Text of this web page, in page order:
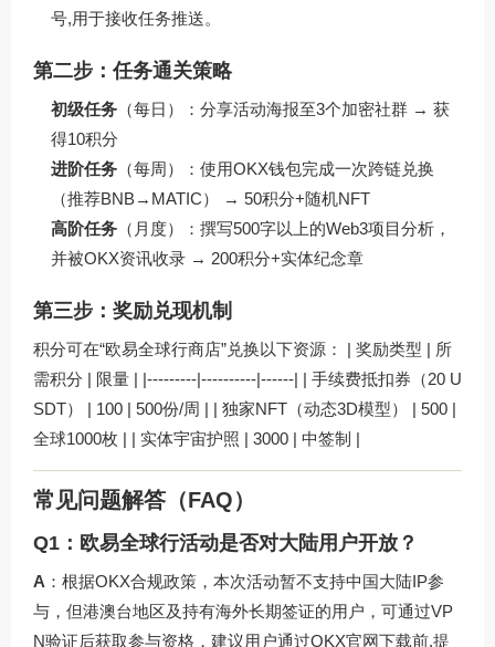
号,用于接收任务推送。
第二步：任务通关策略
初级任务 （每日）：分享活动海报至3个加密社群 → 获
得10积分
进阶任务 （每周）：使用OKX钱包完成一次跨链兑换
（推荐BNB→MATIC） → 50积分+随机NFT
高阶任务 （月度）：撰写500字以上的Web3项目分析，
并被OKX资讯收录 → 200积分+实体纪念章
第三步：奖励兑现机制
积分可在“欧易全球行商店”兑换以下资源： | 奖励类型 | 所
需积分 | 限量 | |---------|----------|------| | 手续费抵扣券（20 U
SDT） | 100 | 500份/周 | | 独家NFT（动态3D模型） | 500 |
全球1000枚 | | 实体宇宙护照 | 3000 | 中签制 |
常见问题解答（FAQ）
Q1：欧易全球行活动是否对大陆用户开放？
A ：根据OKX合规政策，本次活动暂不支持中国大陆IP参
与，但港澳台地区及持有海外长期签证的用户，可通过VP
N验证后获取参与资格，建议用户通过OKX官网下载前,提